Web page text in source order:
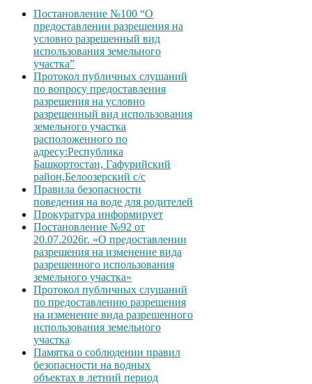
Постановление №100 “О
предоставлении разрешения на
условно разрешенный вид
использования земельного
участка”
Протокол публичных слушаний
по вопросу предоставления
разрешения на условно
разрешенный вид использования
земельного участка
расположенного по
адресу:Республика
Башкортостан, Гафурийский
район,Белоозерский с/с
Правила безопасности
поведения на воде для родителей
Прокуратура информирует
Постановление №92 от
20.07.2026г. «О предоставлении
разрешения на изменение вида
разрешенного использования
земельного участка»
Протокол публичных слушаний
по предоставлению разрешения
на изменение вида разрешенного
использования земельного
участка
Памятка о соблюдении правил
безопасности на водных
объектах в летний период